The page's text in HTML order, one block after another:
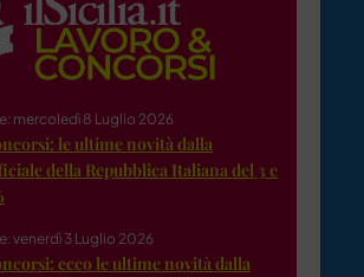
mercoledì 8 Luglio 2026
le ultime novità dalla
della Repubblica Italiana del 3 e
venerdì 3 Luglio 2026
ecco le ultime novità dalla